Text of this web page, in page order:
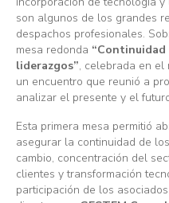
son algunos de los grandes
despachos profesionales.
mesa redonda “Continuidad
liderazgos”, celebrada en el
un encuentro que reunió a
analizar el presente y el
Esta primera mesa permitió
asegurar la continuidad de
cambio, concentración del
clientes y transformación
participación de los asociados